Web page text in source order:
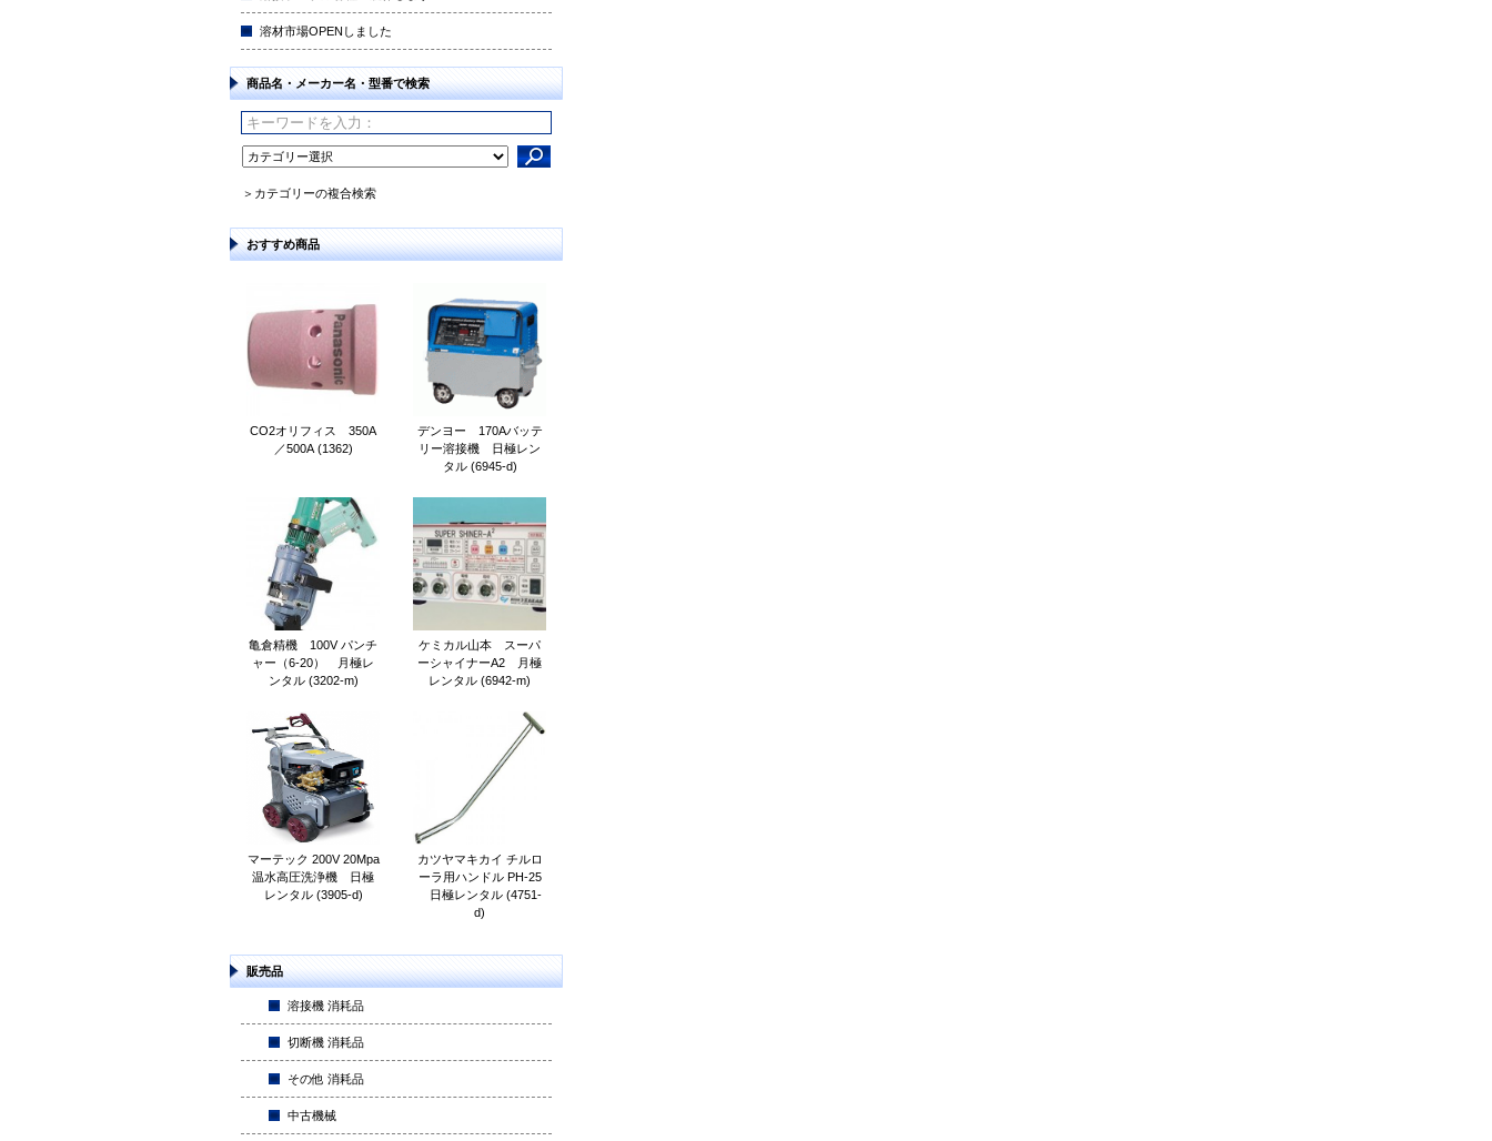
溶材市場OPENしました
商品名・メーカー名・型番で検索
＞カテゴリーの複合検索
おすすめ商品
CO2オリフィス 350A
／500A (1362)
デンヨー 170Aバッテ
リー溶接機 日極レン
タル (6945-d)
亀倉精機 100V パンチ
ャー（6-20） 月極レ
ンタル (3202-m)
ケミカル山本 スーパ
ーシャイナーA2 月極
レンタル (6942-m)
マーテック 200V 20Mpa
温水高圧洗浄機 日極
レンタル (3905-d)
カツヤマキカイ チルロ
ーラ用ハンドル PH-25
日極レンタル (4751-
d)
販売品
溶接機 消耗品
切断機 消耗品
その他 消耗品
中古機械